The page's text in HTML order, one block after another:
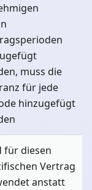
muss die
für jede
hinzugefügt
für diesen
Vertrag
anstatt